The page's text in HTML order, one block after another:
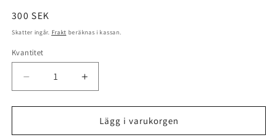
Ordinarie
pris
300 SEK
Skatter ingår. Frakt beräknas i kassan.
Kvantitet
Kvantitet
Minska
kvantitet
för
Allie
Öka
kvantitet
för
Skallra,
Allie
Lägg i varukorgen